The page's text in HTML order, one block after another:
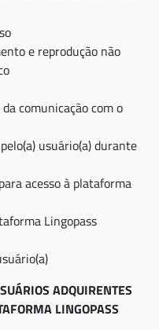
e reprodução não
comunicação com o
usuário(a) durante
acesso à plataforma
Lingopass
ADQUIRENTES
LINGOPASS